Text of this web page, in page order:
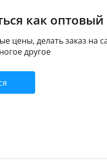
как
цены, делать заказ на
другое